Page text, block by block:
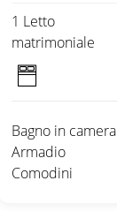
1 Letto
matrimoniale
Bagno in camera
Armadio
Comodini